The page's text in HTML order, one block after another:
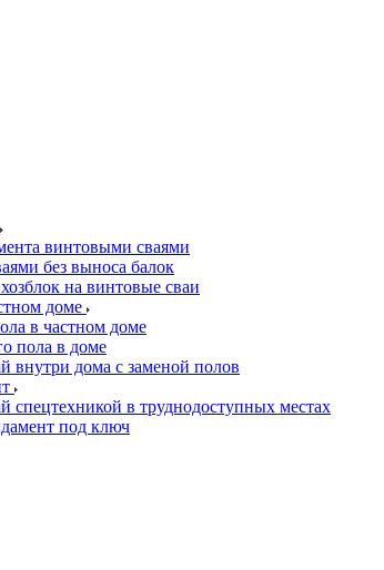
винтовыми сваями
без выноса балок
на винтовые сваи
доме
в частном доме
пола в доме
внутри дома с заменой полов
спецтехникой в труднодоступных местах
под ключ